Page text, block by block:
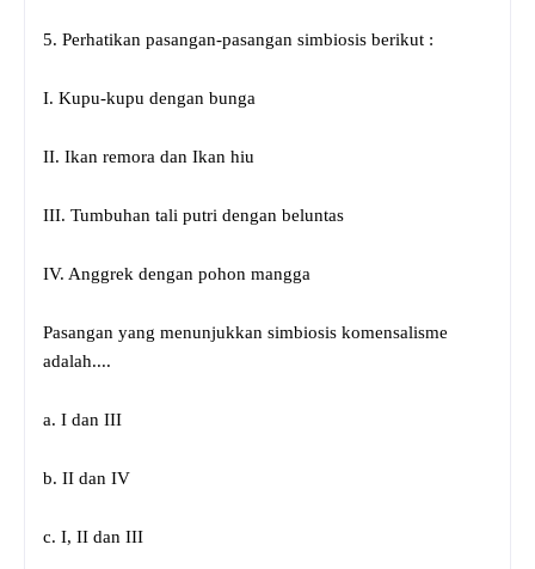
5. Perhatikan pasangan-pasangan simbiosis berikut :
I. Kupu-kupu dengan bunga
II. Ikan remora dan Ikan hiu
III. Tumbuhan tali putri dengan beluntas
IV. Anggrek dengan pohon mangga
Pasangan yang menunjukkan simbiosis komensalisme
adalah....
a. I dan III
b. II dan IV
c. I, II dan III